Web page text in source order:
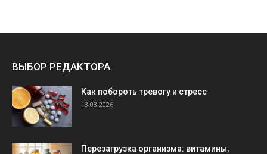
ВЫБОР РЕДАКТОРА
Как побороть тревогу и стресс
13.03.2026
Перезагрузка организма: витамины,